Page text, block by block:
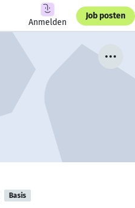
Anmelden
Job posten
Basis